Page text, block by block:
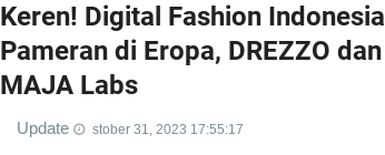
Keren! Digital Fashion Indonesia
Pameran di Eropa, DREZZO dan
MAJA Labs
Update stober 31, 2023 17:55:17